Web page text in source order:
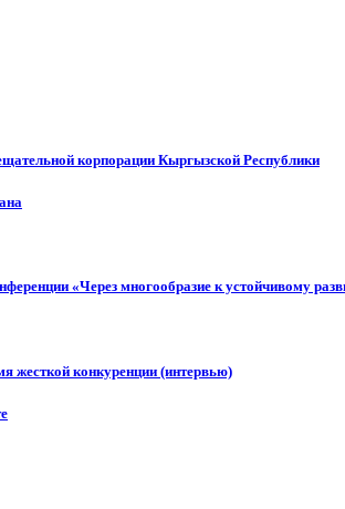
корпорации Кыргызской Республики
«Через многообразие к устойчивому
жесткой конкуренции (интервью)